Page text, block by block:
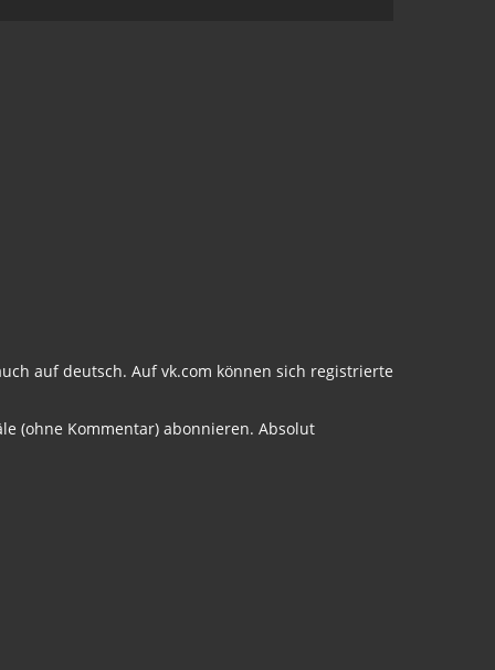
auf deutsch. Auf vk.com können sich registrierte
(ohne Kommentar) abonnieren. Absolut